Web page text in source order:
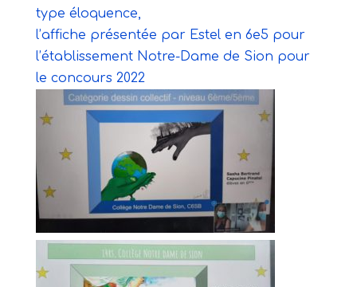
type éloquence,
l’affiche présentée par Estel en 6e5 pour
l’établissement Notre-Dame de Sion pour
le concours 2022